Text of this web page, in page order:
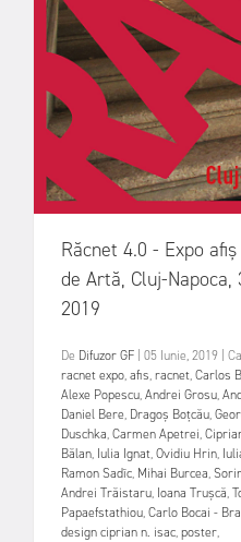
Răcnet 4.0 - Expo
de Artă, Cluj-
2019
De Difuzor GF 05 Iunie, 2019
racnet expo,afis,racnet,Carlos
Alexe Popescu,Andrei Grosu,
Daniel Bere, Dragoș Boțcău,
Duschka,Carmen Apetrei,
Bălan, Iulia Ignat,Ovidiu Hrin,
Ramon Sadîc, Mihai Burcea,
Andrei Trăistaru, Ioana Trușcă,
Papaefstathiou,Carlo Bocai -
design ciprian n. isac,poster,